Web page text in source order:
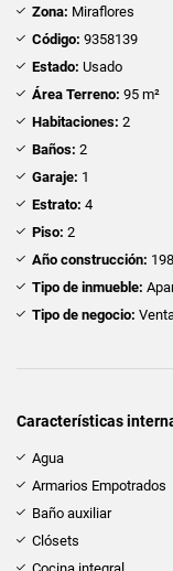
Zona: Miraflores
Código: 9358139
Estado: Usado
Área Terreno: 95 m²
Habitaciones: 2
Baños: 2
Garaje: 1
Estrato: 4
Piso: 2
Año construcción:
Tipo de inmueble:
Tipo de negocio:
Características
Agua
Armarios Empotrados
Baño auxiliar
Clósets